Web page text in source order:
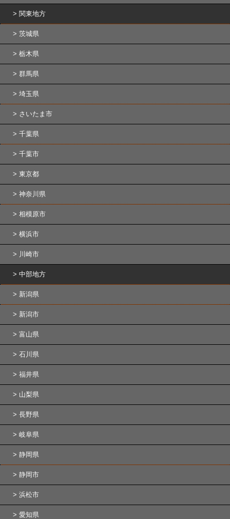
関東地方
茨城県
栃木県
群馬県
埼玉県
さいたま市
千葉県
千葉市
東京都
神奈川県
相模原市
横浜市
川崎市
中部地方
新潟県
新潟市
富山県
石川県
福井県
山梨県
長野県
岐阜県
静岡県
静岡市
浜松市
愛知県